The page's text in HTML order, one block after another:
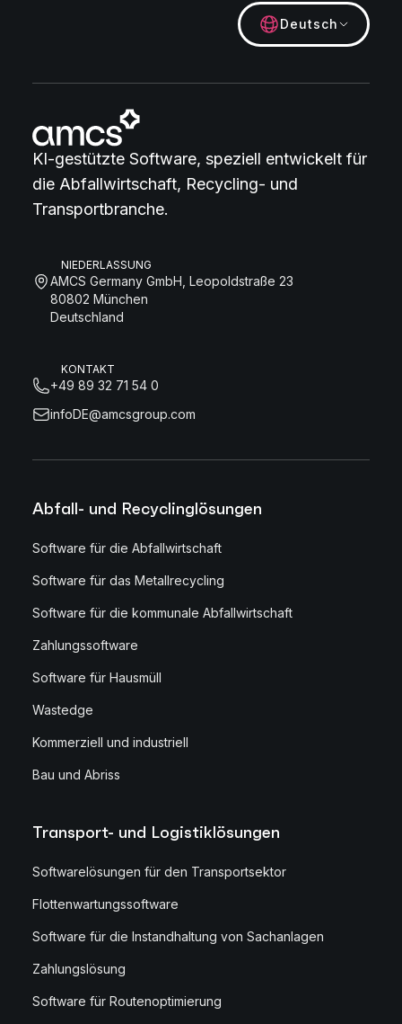
Deutsch
KI-gestützte Software, speziell entwickelt für
die Abfallwirtschaft, Recycling- und
Transportbranche.
NIEDERLASSUNG
AMCS Germany GmbH, Leopoldstraße 23
80802 München
Deutschland
KONTAKT
+49 89 32 71 54 0
infoDE@amcsgroup.com
Abfall- und Recyclinglösungen
Software für die Abfallwirtschaft
Software für das Metallrecycling
Software für die kommunale Abfallwirtschaft
Zahlungssoftware
Software für Hausmüll
Wastedge
Kommerziell und industriell
Bau und Abriss
Transport- und Logistiklösungen
Softwarelösungen für den Transportsektor
Flottenwartungssoftware
Software für die Instandhaltung von Sachanlagen
Zahlungslösung
Software für Routenoptimierung